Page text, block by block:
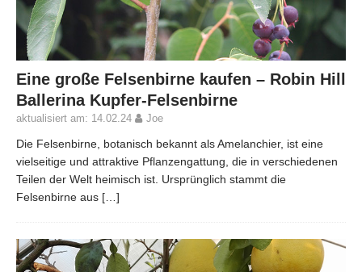
Eine große Felsenbirne kaufen – Robin Hill
Ballerina Kupfer-Felsenbirne
aktualisiert am: 14.02.24 Joe
Die Felsenbirne, botanisch bekannt als Amelanchier, ist eine
vielseitige und attraktive Pflanzengattung, die in verschiedenen
Teilen der Welt heimisch ist. Ursprünglich stammt die
Felsenbirne aus […]